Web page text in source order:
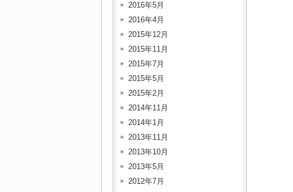
2016年5月
2016年4月
2015年12月
2015年11月
2015年7月
2015年5月
2015年2月
2014年11月
2014年1月
2013年11月
2013年10月
2013年5月
2012年7月